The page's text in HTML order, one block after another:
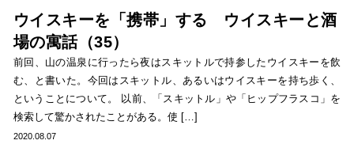
ウイスキーを「携帯」する ウイスキーと酒
場の寓話（35）
前回、山の温泉に行ったら夜はスキットルで持参したウイスキーを飲
む、と書いた。今回はスキットル、あるいはウイスキーを持ち歩く、
ということについて。 以前、「スキットル」や「ヒップフラスコ」を
検索して驚かされたことがある。使 […]
2020.08.07